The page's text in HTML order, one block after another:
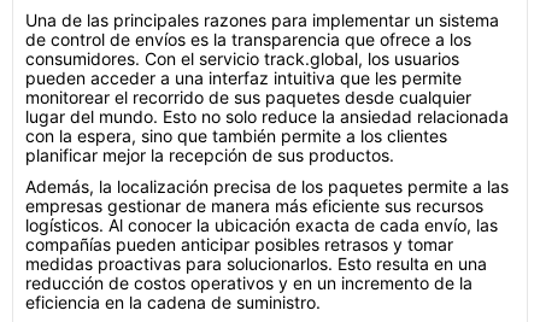
Una de las principales razones para implementar un sistema
de control de envíos es la transparencia que ofrece a los
consumidores. Con el servicio track.global, los usuarios
pueden acceder a una interfaz intuitiva que les permite
monitorear el recorrido de sus paquetes desde cualquier
lugar del mundo. Esto no solo reduce la ansiedad relacionada
con la espera, sino que también permite a los clientes
planificar mejor la recepción de sus productos.
Además, la localización precisa de los paquetes permite a las
empresas gestionar de manera más eficiente sus recursos
logísticos. Al conocer la ubicación exacta de cada envío, las
compañías pueden anticipar posibles retrasos y tomar
medidas proactivas para solucionarlos. Esto resulta en una
reducción de costos operativos y en un incremento de la
eficiencia en la cadena de suministro.